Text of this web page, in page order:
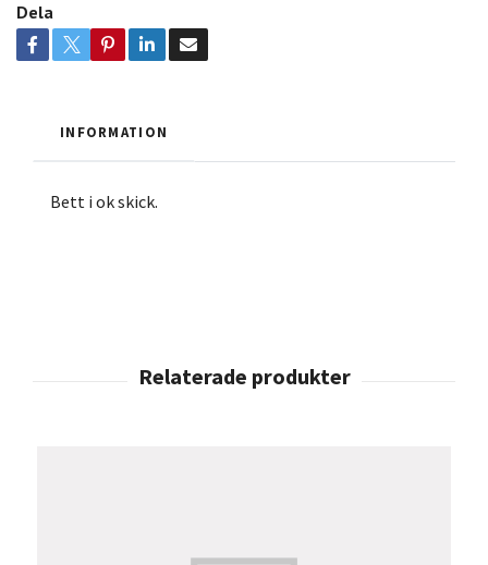
Dela
INFORMATION
Bett i ok skick.